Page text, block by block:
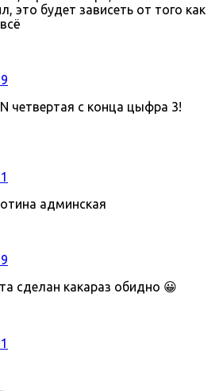
это будет зависеть от того как
четвертая с конца цыфра 3!
админская
сделан какараз обидно 😀